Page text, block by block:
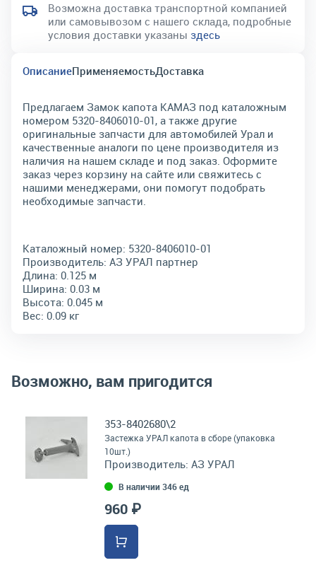
Возможна доставка транспортной компанией
или самовывозом с нашего склада, подробные
условия доставки указаны здесь
ОписаниеПрименяемостьДоставка
Предлагаем Замок капота КАМАЗ под каталожным
номером 5320-8406010-01, а также другие
оригинальные запчасти для автомобилей Урал и
качественные аналоги по цене производителя из
наличия на нашем складе и под заказ. Оформите
заказ через корзину на сайте или свяжитесь с
нашими менеджерами, они помогут подобрать
необходимые запчасти.
Каталожный номер: 5320-8406010-01
Производитель: АЗ УРАЛ партнер
Длина: 0.125 м
Ширина: 0.03 м
Высота: 0.045 м
Вес: 0.09 кг
Возможно, вам пригодится
353-8402680\2
Застежка УРАЛ капота в сборе (упаковка
10шт.)
Производитель: АЗ УРАЛ
В наличии 346 ед
960 ₽